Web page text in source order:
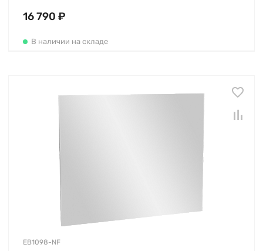
16 790 ₽
В наличии на складе
EB1098-NF